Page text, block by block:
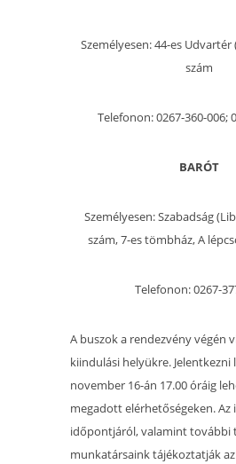
Személyesen: 44-es Udvartér
szám
Telefonon: 0267-360-006;
BARÓT
Személyesen: Szabadság
szám, 7-es tömbház, A
Telefonon: 0267-
A buszok a rendezvény végén
kiindulási helyükre. Jelentkezni
november 16-án 17.00 óráig
megadott elérhetőségeken.
időpontjáról, valamint további
munkatársaink tájékoztatják